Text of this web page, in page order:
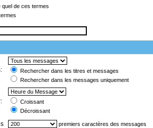
de ces termes
Rechercher dans les titres et messages
Rechercher dans les messages uniquement
Croissant
Décroissant
premiers caractères des messages